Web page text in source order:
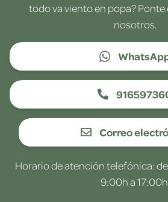
todo va viento en popa?
nosotros.
Correo
Horario de atención telefónica:
9:00h a